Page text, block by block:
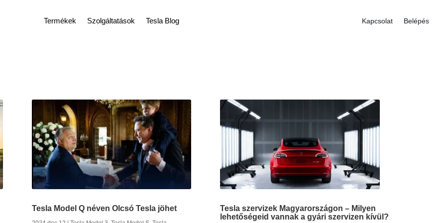
Termékek Szolgáltatások Tesla Blog Kapcsolat Belépés
Tesla Model Q néven Olcsó Tesla jöhet
Tesla szervizek Magyarországon – Milyen
lehetőségeid vannak a gyári szervizen kívül?